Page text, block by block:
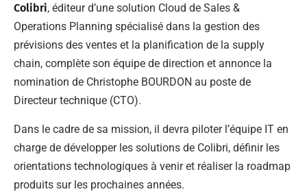
Colibri, éditeur d’une solution Cloud de Sales &
Operations Planning spécialisé dans la gestion des
prévisions des ventes et la planification de la supply
chain, complète son équipe de direction et annonce la
nomination de Christophe BOURDON au poste de
Directeur technique (CTO).
Dans le cadre de sa mission, il devra piloter l’équipe IT en
charge de développer les solutions de Colibri, définir les
orientations technologiques à venir et réaliser la roadmap
produits sur les prochaines années.